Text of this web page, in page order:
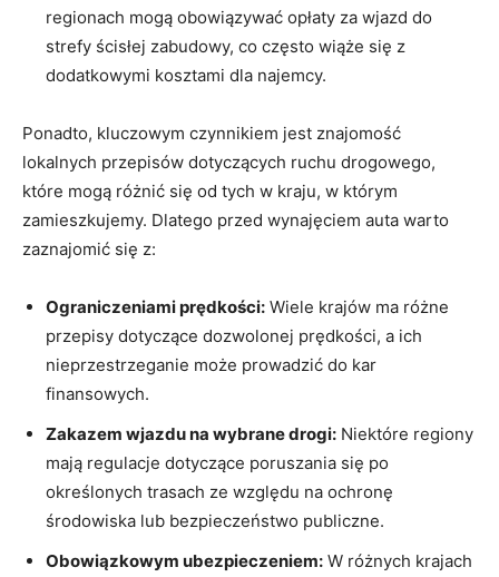
regionach ⁤mogą‌ obowiązywać​ opłaty⁢ za wjazd do
strefy ścisłej zabudowy, co często​ wiąże się z
‍dodatkowymi⁢ kosztami dla ‍najemcy.
Ponadto,⁣ kluczowym‍ czynnikiem jest⁣ znajomość
lokalnych przepisów dotyczących ruchu drogowego,⁣
które‍ mogą różnić się od tych w⁤ kraju, w ​którym
zamieszkujemy. Dlatego przed wynajęciem auta⁣ warto
zaznajomić się z:
Ograniczeniami prędkości: ​Wiele krajów ma różne
przepisy dotyczące‌ dozwolonej prędkości, a‍ ich⁢
nieprzestrzeganie może prowadzić⁢ do kar
finansowych.
Zakazem wjazdu na wybrane drogi: Niektóre regiony
mają regulacje⁤ dotyczące​ poruszania się po
określonych trasach ze ⁤względu ⁢na ochronę
środowiska lub bezpieczeństwo publiczne.
Obowiązkowym ubezpieczeniem: W różnych krajach